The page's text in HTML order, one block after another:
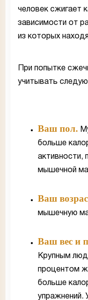
человек сжигает
зависимости от
из которых
При попытке
учитывать
Ваш пол.
больше
активности,
мышечной
Ваш
мышечную
Ваш вес и
Крупным
процентом
больше
упражнений.